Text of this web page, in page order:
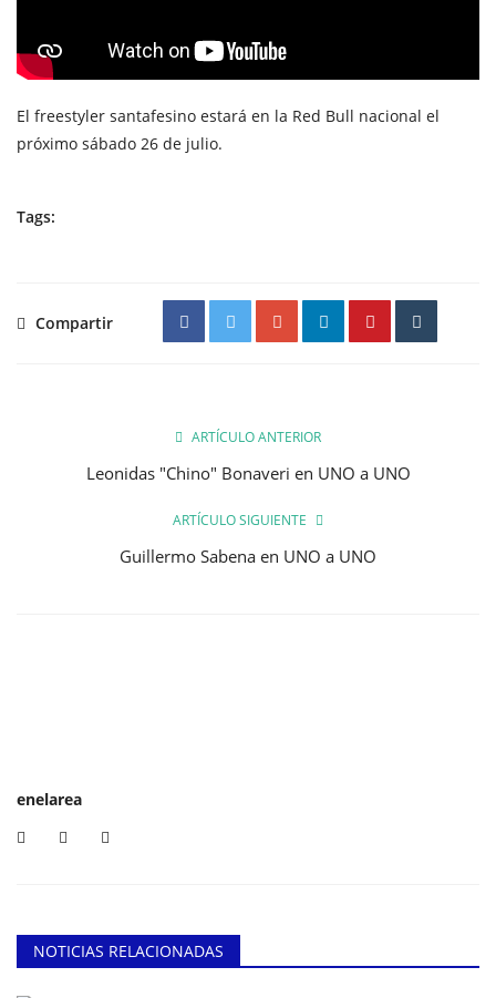
El freestyler santafesino estará en la Red Bull nacional el
próximo sábado 26 de julio.
Tags:
Compartir
ARTÍCULO ANTERIOR
Leonidas "Chino" Bonaveri en UNO a UNO
ARTÍCULO SIGUIENTE
Guillermo Sabena en UNO a UNO
enelarea
NOTICIAS RELACIONADAS